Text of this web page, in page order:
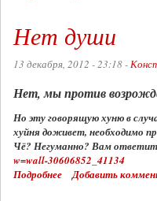
Нет души
13 декабря, 2012 - 23:18 -
Нет, мы против
Но эту говорящую хуню в
хуйня доживет, необходимо
Чё? Негуманно? Вам
w=wall-30606852_41134
Подробнее
Добавить